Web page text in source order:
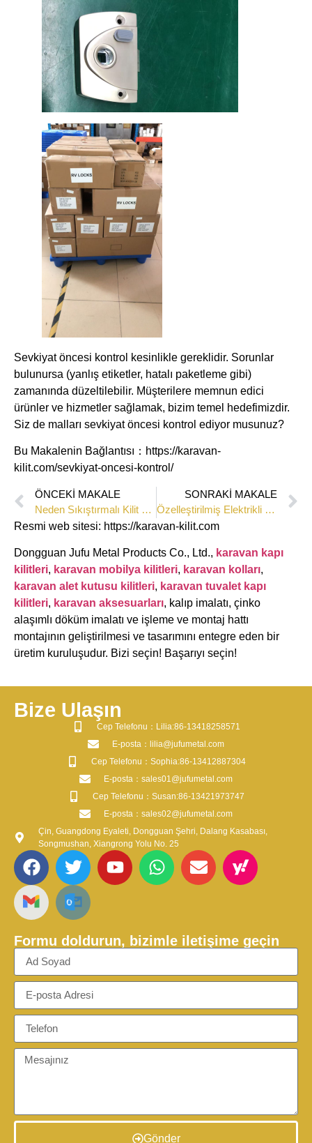
Sevkiyat öncesi kontrol kesinlikle gereklidir. Sorunlar
bulunursa (yanlış etiketler, hatalı paketleme gibi)
zamanında düzeltilebilir. Müşterilere memnun edici
ürünler ve hizmetler sağlamak, bizim temel hedefimizdir.
Siz de malları sevkiyat öncesi kontrol ediyor musunuz?
Bu Makalenin Bağlantısı：https://karavan-
kilit.com/sevkiyat-oncesi-kontrol/
ÖNCEKI MAKALE
Neden Sıkıştırmalı Kilit Model 2970-BK’mızı Seçmelisiniz?
SONRAKI MAKALE
Özelleştirilmiş Elektrikli Balina Kuyruğu Kilitleri Sevkiyata Hazır
Resmi web sitesi: https://karavan-kilit.com
Dongguan Jufu Metal Products Co., Ltd., karavan kapı
kilitleri, karavan mobilya kilitleri, karavan kolları,
karavan alet kutusu kilitleri, karavan tuvalet kapı
kilitleri, karavan aksesuarları, kalıp imalatı, çinko
alaşımlı döküm imalatı ve işleme ve montaj hattı
montajının geliştirilmesi ve tasarımını entegre eden bir
üretim kuruluşudur. Bizi seçin! Başarıyı seçin!
Bize Ulaşın
​Cep Telefonu：Lilia:86-13418258571
​E-posta​：lilia@jufumetal.com
​Cep Telefonu：Sophia:86-13412887304
​E-posta​：sales01@jufumetal.com
​Cep Telefonu：Susan:86-13421973747
​E-posta​：sales02@jufumetal.com
Çin, Guangdong Eyaleti, Dongguan Şehri, Dalang Kasabası,
Songmushan, Xiangrong Yolu No. 25
Formu doldurun, bizimle iletişime geçin
Gönder